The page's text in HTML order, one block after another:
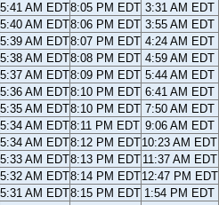
5:41 AM EDT8:05 PM EDT 3:31 AM EDT
5:40 AM EDT8:06 PM EDT 3:55 AM EDT
5:39 AM EDT8:07 PM EDT 4:24 AM EDT
5:38 AM EDT8:08 PM EDT 4:59 AM EDT
5:37 AM EDT8:09 PM EDT 5:44 AM EDT
5:36 AM EDT8:10 PM EDT 6:41 AM EDT
5:35 AM EDT8:10 PM EDT 7:50 AM EDT
5:34 AM EDT8:11 PM EDT 9:06 AM EDT
5:34 AM EDT8:12 PM EDT10:23 AM EDT
5:33 AM EDT8:13 PM EDT 11:37 AM EDT
5:32 AM EDT8:14 PM EDT12:47 PM EDT
5:31 AM EDT8:15 PM EDT 1:54 PM EDT